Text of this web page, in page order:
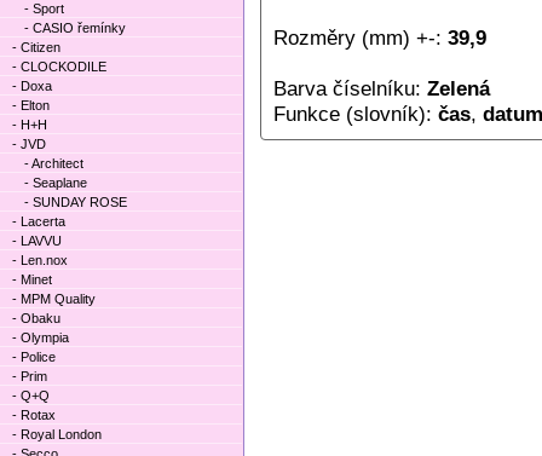
Rozměry (mm) +-: 39,9
Barva číselníku: Zelená
Funkce (slovník): čas, datum
- Sport
- CASIO řemínky
- Citizen
- CLOCKODILE
- Doxa
- Elton
- H+H
- JVD
- Architect
- Seaplane
- SUNDAY ROSE
- Lacerta
- LAVVU
- Len.nox
- Minet
- MPM Quality
- Obaku
- Olympia
- Police
- Prim
- Q+Q
- Rotax
- Royal London